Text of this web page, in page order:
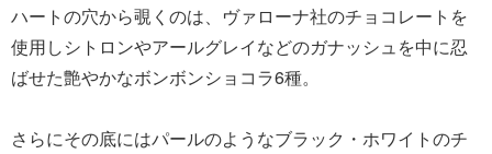
ハートの穴から覗くのは、ヴァローナ社のチョコレートを
使用しシトロンやアールグレイなどのガナッシュを中に忍
ばせた艶やかなボンボンショコラ6種。
さらにその底にはパールのようなブラック・ホワイトのチ